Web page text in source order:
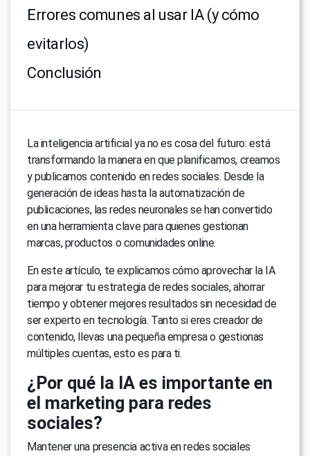
Errores comunes al usar IA (y cómo
evitarlos)
Conclusión
La inteligencia artificial ya no es cosa del futuro: está
transformando la manera en que planificamos, creamos
y publicamos contenido en redes sociales. Desde la
generación de ideas hasta la automatización de
publicaciones, las redes neuronales se han convertido
en una herramienta clave para quienes gestionan
marcas, productos o comunidades online.
En este artículo, te explicamos cómo aprovechar la IA
para mejorar tu estrategia de redes sociales, ahorrar
tiempo y obtener mejores resultados sin necesidad de
ser experto en tecnología. Tanto si eres creador de
contenido, llevas una pequeña empresa o gestionas
múltiples cuentas, esto es para ti.
¿Por qué la IA es importante en
el marketing para redes
sociales?
Mantener una presencia activa en redes sociales